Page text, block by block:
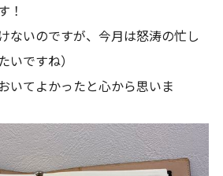
！
ないのですが、今月は怒涛の忙し
いですね）
いてよかったと心から思いま